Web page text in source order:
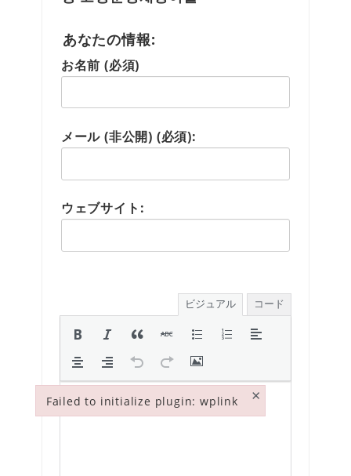
あなたの情報:
お名前 (必須)
メール (非公開) (必須):
ウェブサイト:
ビジュアル コード
Failed to initialize plugin: wplink ×
Failed to initialize plugin: wplink